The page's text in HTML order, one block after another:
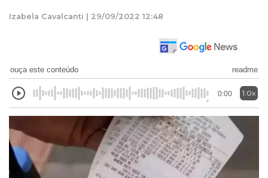
Izabela Cavalcanti | 29/09/2022 12:48
ouça este conteúdo readme
0:00 1.0x